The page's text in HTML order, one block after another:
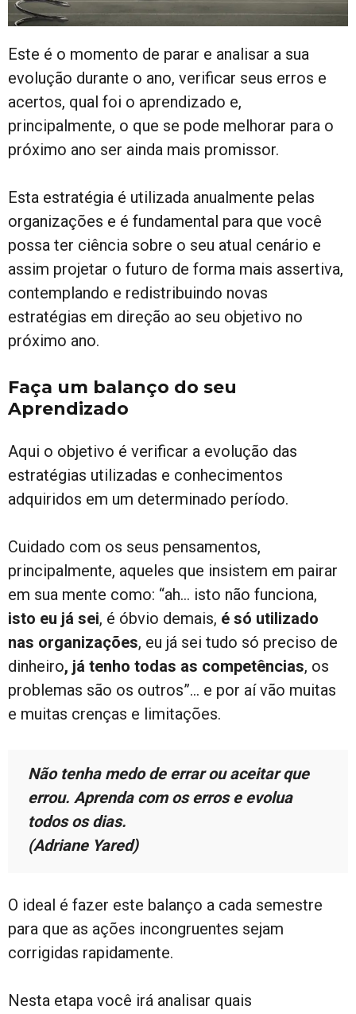
Este é o momento de parar e analisar a sua
evolução durante o ano, verificar seus erros e
acertos, qual foi o aprendizado e,
principalmente, o que se pode melhorar para o
próximo ano ser ainda mais promissor.
Esta estratégia é utilizada anualmente pelas
organizações e é fundamental para que você
possa ter ciência sobre o seu atual cenário e
assim projetar o futuro de forma mais assertiva,
contemplando e redistribuindo novas
estratégias em direção ao seu objetivo no
próximo ano.
Faça um balanço do seu
Aprendizado
Aqui o objetivo é verificar a evolução das
estratégias utilizadas e conhecimentos
adquiridos em um determinado período.
Cuidado com os seus pensamentos,
principalmente, aqueles que insistem em pairar
em sua mente como: “ah… isto não funciona,
isto eu já sei, é óbvio demais, é só utilizado
nas organizações, eu já sei tudo só preciso de
dinheiro, já tenho todas as competências, os
problemas são os outros”… e por aí vão muitas
e muitas crenças e limitações.
Não tenha medo de errar ou aceitar que
errou. Aprenda com os erros e evolua
todos os dias.
(Adriane Yared)
O ideal é fazer este balanço a cada semestre
para que as ações incongruentes sejam
corrigidas rapidamente.
Nesta etapa você irá analisar quais